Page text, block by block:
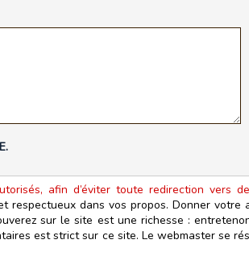
afin d’éviter toute redirection vers
respectueux dans vos propos. Donner votre
sur le site est une richesse :
est strict sur ce site. Le webmaster se